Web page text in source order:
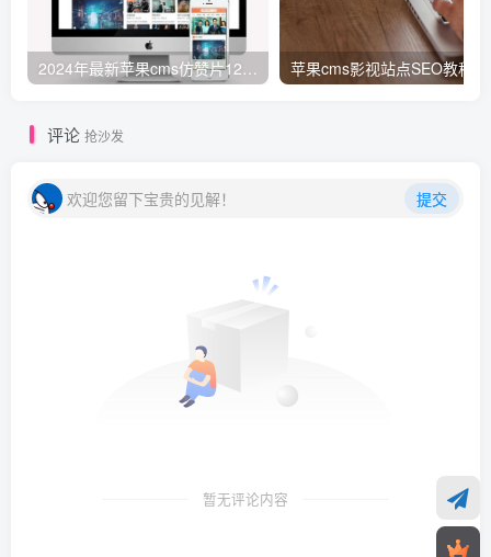
2024年最新苹果cms仿赞片12号模版全模块
评论 抢沙发
欢迎您留下宝贵的见解！ 提交
暂无评论内容